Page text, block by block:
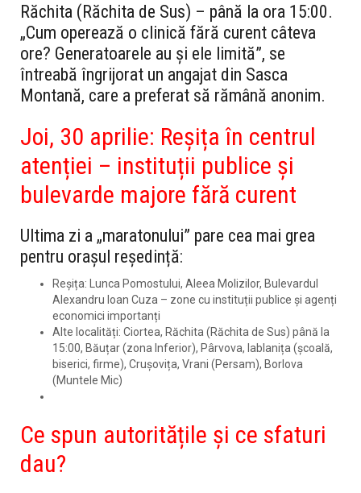
Răchita (Răchita de Sus) – până la ora 15:00.
„Cum operează o clinică fără curent câteva
ore? Generatoarele au și ele limită”, se
întreabă îngrijorat un angajat din Sasca
Montană, care a preferat să rămână anonim.
Joi, 30 aprilie: Reșița în centrul
atenției – instituții publice și
bulevarde majore fără curent
Ultima zi a „maratonului” pare cea mai grea
pentru orașul reședință:
Reșița:
Lunca Pomostului, Aleea Molizilor, Bulevardul
Alexandru Ioan Cuza – zone cu instituții publice și agenți
economici importanți
Alte localități: Ciortea, Răchita (Răchita de Sus) până la
15:00, Băuțar (zona Inferior), Pârvova, Iablanița (școală,
biserici, firme), Crușovița, Vrani (Persam), Borlova
(Muntele Mic)
Ce spun autoritățile și ce sfaturi
dau?